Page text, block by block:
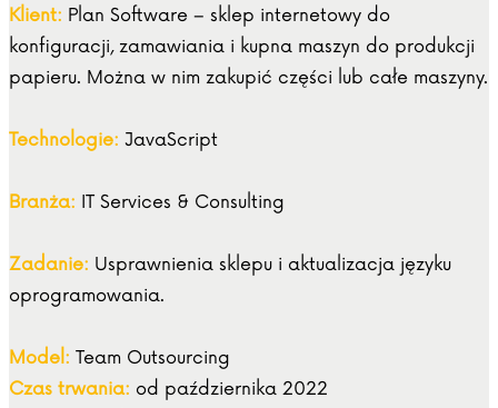
Klient: Plan Software – sklep internetowy do
konfiguracji, zamawiania i kupna maszyn do produkcji
papieru. Można w nim zakupić części lub całe maszyny.
Technologie: JavaScript
Branża: IT Services & Consulting
Zadanie: Usprawnienia sklepu i aktualizacja języku
oprogramowania.
Model: Team Outsourcing
Czas trwania: od października 2022